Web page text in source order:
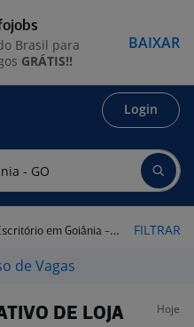
Login
em Goiânia - GO FILTRAR
de Vagas
DE LOJA Hoje
Brasil para
GRÁTIS!!
BAIXAR